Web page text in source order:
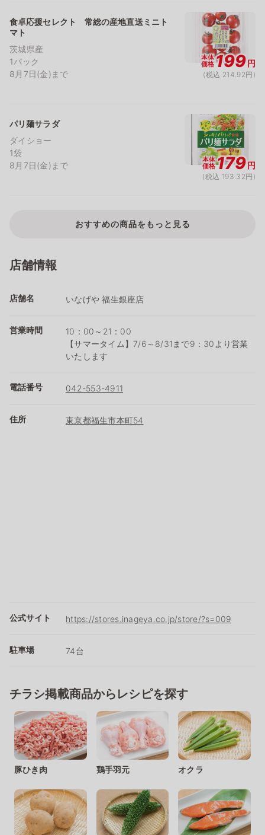
食卓応援セレクト 常総の産地直送ミニト
マト
茨城県産
1パック
8月7日(金)まで
本体
価格199円
(税込 214.92円)
パリ麺サラダ
ダイショー
1袋
8月7日(金)まで
本体
価格179円
(税込 193.32円)
おすすめの商品をもっと見る
店舗情報
店舗名 いなげや 福生銀座店
営業時間
10：00～21：00
【サマータイム】7/6～8/31まで9：30より営業
いたします
電話番号 042-553-4911
住所 東京都福生市本町54
公式サイト https://stores.inageya.co.jp/store/?s=009
駐車場 74台
チラシ掲載商品からレシピを探す
豚ひき肉 鶏手羽元 オクラ